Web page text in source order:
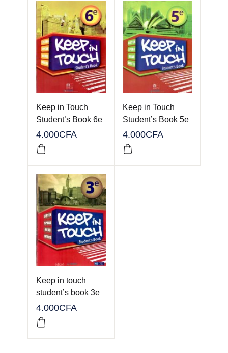
Keep in Touch
Student’s Book 6e
4.000CFA
Keep in Touch
Student’s Book 5e
4.000CFA
Keep in touch
student’s book 3e
4.000CFA